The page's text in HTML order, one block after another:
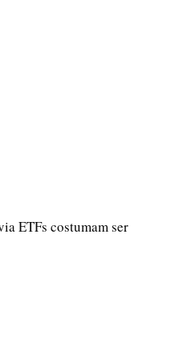
ETFs costumam ser